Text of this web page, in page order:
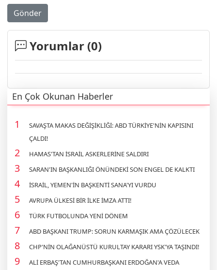
Gönder
Yorumlar (0)
En Çok Okunan Haberler
SAVAŞTA MAKAS DEĞİŞİKLİĞİ: ABD TÜRKİYE'NİN KAPISINI
ÇALDI!
HAMAS'TAN İSRAİL ASKERLERİNE SALDIRI
SARAN'IN BAŞKANLIĞI ÖNÜNDEKİ SON ENGEL DE KALKTI
İSRAİL, YEMEN'İN BAŞKENTİ SANA'YI VURDU
AVRUPA ÜLKESİ BİR İLKE İMZA ATTI!
TÜRK FUTBOLUNDA YENİ DÖNEM
ABD BAŞKANI TRUMP: SORUN KARMAŞIK AMA ÇÖZÜLECEK
CHP'NİN OLAĞANÜSTÜ KURULTAY KARARI YSK'YA TAŞINDI!
ALİ ERBAŞ'TAN CUMHURBAŞKANI ERDOĞAN'A VEDA